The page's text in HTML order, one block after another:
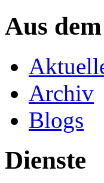
Aus
Archiv
Blogs
Dienste